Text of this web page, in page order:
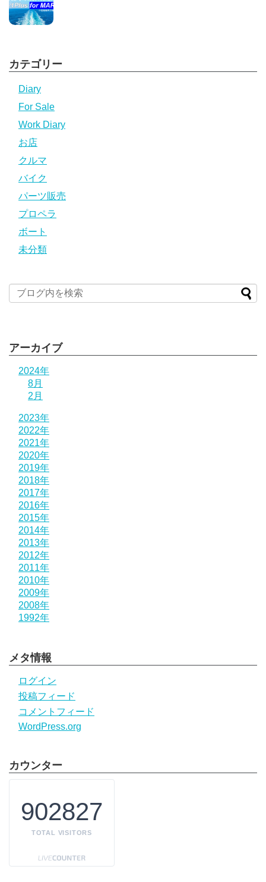
カテゴリー
Diary
For Sale
Work Diary
お店
クルマ
バイク
パーツ販売
プロペラ
ボート
未分類
アーカイブ
2024年
8月
2月
2023年
2022年
2021年
2020年
2019年
2018年
2017年
2016年
2015年
2014年
2013年
2012年
2011年
2010年
2009年
2008年
1992年
メタ情報
ログイン
投稿フィード
コメントフィード
WordPress.org
カウンター
902827
TOTAL VISITORS